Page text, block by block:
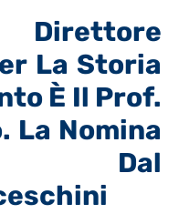
La Storia
È Il Prof.
La Nomina
Dal